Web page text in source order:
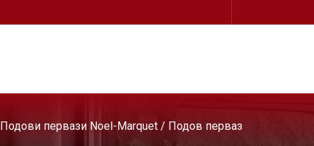
Подови первази Noel-Marquet / Подов перваз